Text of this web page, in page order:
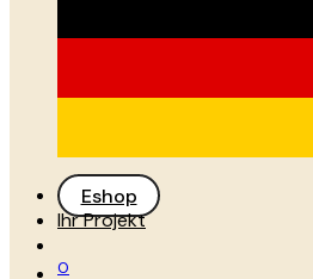
Eshop
Ihr Projekt
0